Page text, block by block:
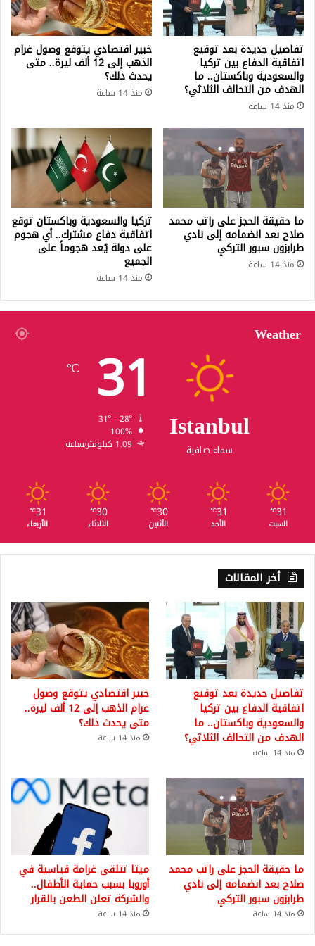
تفاصيل جديدة بعد توقيع
اتفاقية الدفاع بين تركيا
والسعودية وباكستان.. ما
الهدف من التحالف الثلاثي؟
منذ 14 ساعة
خبير اقتصادي يتوقع وصول غرام
الذهب إلى 12 ألف ليرة.. متى
يحدث ذلك؟
منذ 14 ساعة
ما حقيقة الحجز على راتب محمد
صلاح بعد انضمامه إلى نادي
طرابزون سبور التركي
منذ 14 ساعة
تركيا والسعودية وباكستان توقع
اتفاقية دفاع مشترك.. أي هجوم
على دولة يُعد هجوماً على
الجميع
منذ 14 ساعة
Weather
Istanbul
سماء صافية
31
℃
100%
1.09 كيلومتر/ساعة
31
℃
السبت
31
℃
الأحد
30
℃
الأثنين
30
℃
الثلاثاء
31
℃
الأربعاء
أخر المقالات
تفاصيل جديدة بعد توقيع
اتفاقية الدفاع بين تركيا
والسعودية وباكستان.. ما
الهدف من التحالف الثلاثي؟
منذ 14 ساعة
خبير اقتصادي يتوقع وصول
غرام الذهب إلى 12 ألف ليرة..
متى يحدث ذلك؟
منذ 14 ساعة
ما حقيقة الحجز على راتب محمد
صلاح بعد انضمامه إلى نادي
طرابزون سبور التركي
منذ 14 ساعة
ميتا تتلقى غرامة قياسية في
أوروبا بسبب حماية الأطفال..
والشركة تعلن الطعن بالقرار
منذ 14 ساعة